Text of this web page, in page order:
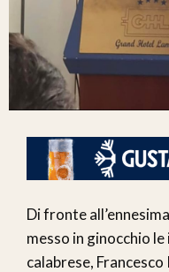
Di fronte
messo in ginocchio
calabrese,